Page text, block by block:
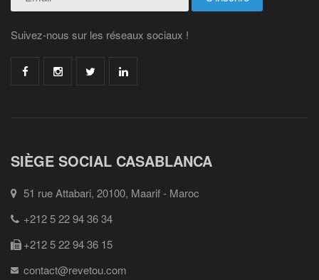
Suivez-nous sur les réseaux sociaux !
SIÈGE SOCIAL CASABLANCA
51 rue Attabari, 20100, Maarif - Maroc
+212 5 22 94 36 34
+212 5 22 94 36 15
contact@revetou.com